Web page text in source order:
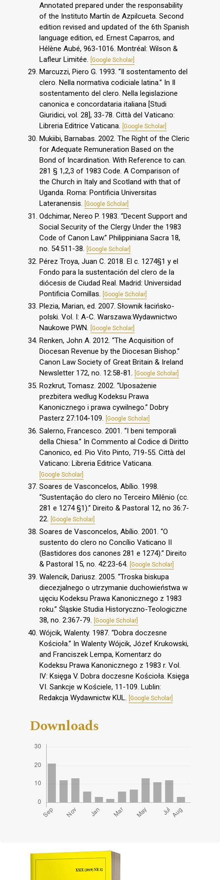
Annotated prepared under the responsability
of the Instituto Martín de Azpilcueta. Second
edition revised and updated of the 6th Spanish
language edition, ed. Ernest Caparros, and
Hélène Aubé, 963-1016. Montréal: Wilson &
Lafleur Limitée.
[Google Scholar]
Marcuzzi, Piero G. 1993. “Il sostentamento del
clero. Nella normativa codiciale latina.” In Il
sostentamento del clero. Nella legislazione
canonica e concordataria italiana [Studi
Giuridici, vol. 28], 33-78. Città del Vaticano:
Libreria Editrice Vaticana. [Google Scholar]
Mukiibi, Barnabas. 2002. The Right of the Cleric
for Adequate Remuneration Based on the
Bond of Incardination. With Reference to can.
281 § 1,2,3 of 1983 Code. A Comparison of
the Church in Italy and Scotland with that of
Uganda. Roma: Pontificia Universitas
Lateranensis. [Google Scholar]
Odchimar, Nereo P. 1983. “Decent Support and
Social Security of the Clergy Under the 1983
Code of Canon Law.” Philippiniana Sacra 18,
no. 54:511-38. [Google Scholar]
Pérez Troya, Juan C. 2018. El c. 1274§1 y el
Fondo para la sustentación del clero de la
diócesis de Ciudad Real. Madrid: Universidad
Pontificia Comillas.
[Google Scholar]
Plezia, Marian, ed. 2007. Słownik łacińsko-
polski. Vol. I: A-C. Warszawa:Wydawnictwo
Naukowe PWN. [Google Scholar]
Renken, John A. 2012. “The Acquisition of
Diocesan Revenue by the Diocesan Bishop.”
Canon Law Society of Great Britain & Ireland
Newsletter 172, no. 12:58-81. [Google Scholar]
Rozkrut, Tomasz. 2002. “Uposażenie
prezbitera według Kodeksu Prawa
Kanonicznego i prawa cywilnego.” Dobry
Pasterz 27:104-109. [Google Scholar]
Salerno, Francesco. 2001. “I beni temporali
della Chiesa.” In Commento al Codice di Diritto
Canonico, ed. Pio Vito Pinto, 719-55. Città del
Vaticano: Libreria Editrice Vaticana.
[Google Scholar]
Soares de Vasconcelos, Abílio. 1998.
“Sustentaçâo do clero no Terceiro Milênio (cc.
281 e 1274 §1).” Direito & Pastoral 12, no 36:7-
22. [Google Scholar]
Soares de Vasconcelos, Abílio. 2001. “O
sustento do clero no Concílio Vaticano II
(Bastidores dos canones 281 e 1274).” Direito
& Pastoral 15, no. 42:23-64. [Google Scholar]
Walencik, Dariusz. 2005. “Troska biskupa
diecezjalnego o utrzymanie duchowieństwa w
ujęciu Kodeksu Prawa Kanonicznego z 1983
roku.” Śląskie Studia Historyczno-Teologiczne
38, no. 2:367-79. [Google Scholar]
Wójcik, Walenty. 1987. “Dobra doczesne
Kościoła.” In Walenty Wójcik, Józef Krukowski,
and Franciszek Lempa, Komentarz do
Kodeksu Prawa Kanonicznego z 1983 r. Vol.
IV: Księga V. Dobra doczesne Kościoła. Księga
VI. Sankcje w Kościele, 11-109. Lublin:
Redakcja Wydawnictw KUL.
[Google Scholar]
Downloads
Cover image